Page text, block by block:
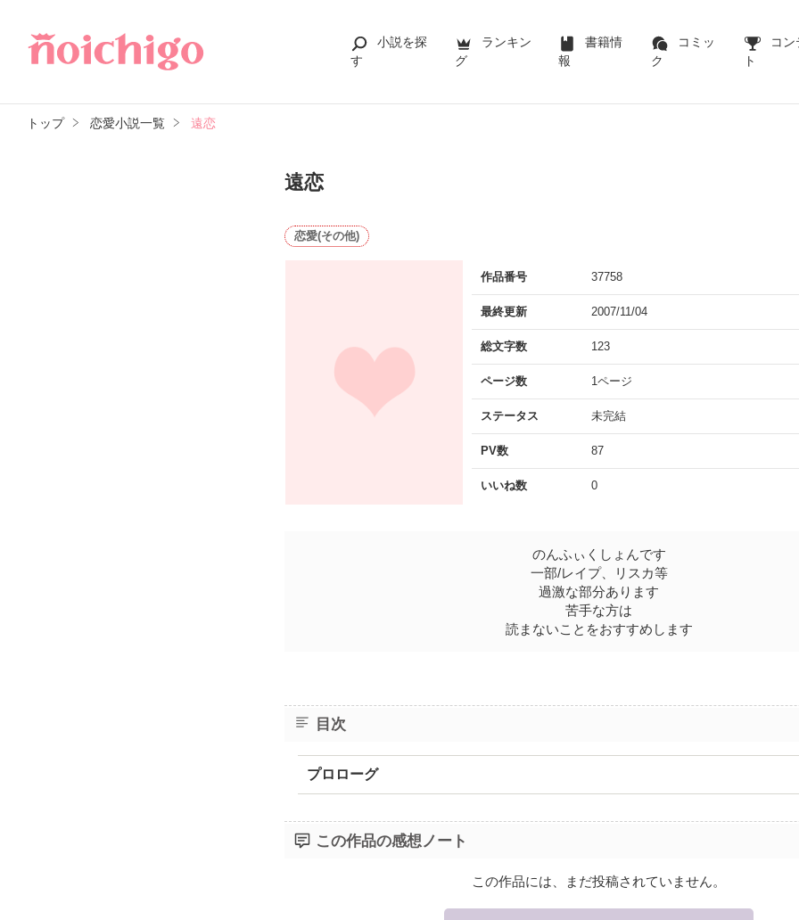
小説を探
す
ランキン
グ
書籍情
報
コミッ
ク
コ
ト
トップ 恋愛小説一覧 遠恋
遠恋
恋愛(その他)
作品番号 37758
最終更新 2007/11/04
総文字数 123
ページ数 1ページ
ステータス 未完結
PV数 87
いいね数 0
のんふぃくしょんです
一部/レイプ、リスカ等
過激な部分あります
苦手な方は
読まないことをおすすめします
目次
プロローグ
この作品の感想ノート
この作品には、まだ投稿されていません。